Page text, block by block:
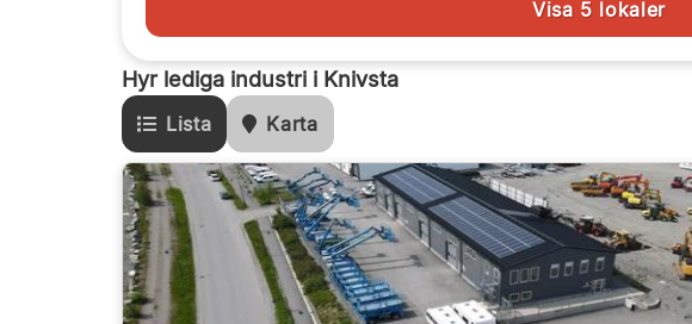
Hyr lediga industri i Knivsta
Lista Karta